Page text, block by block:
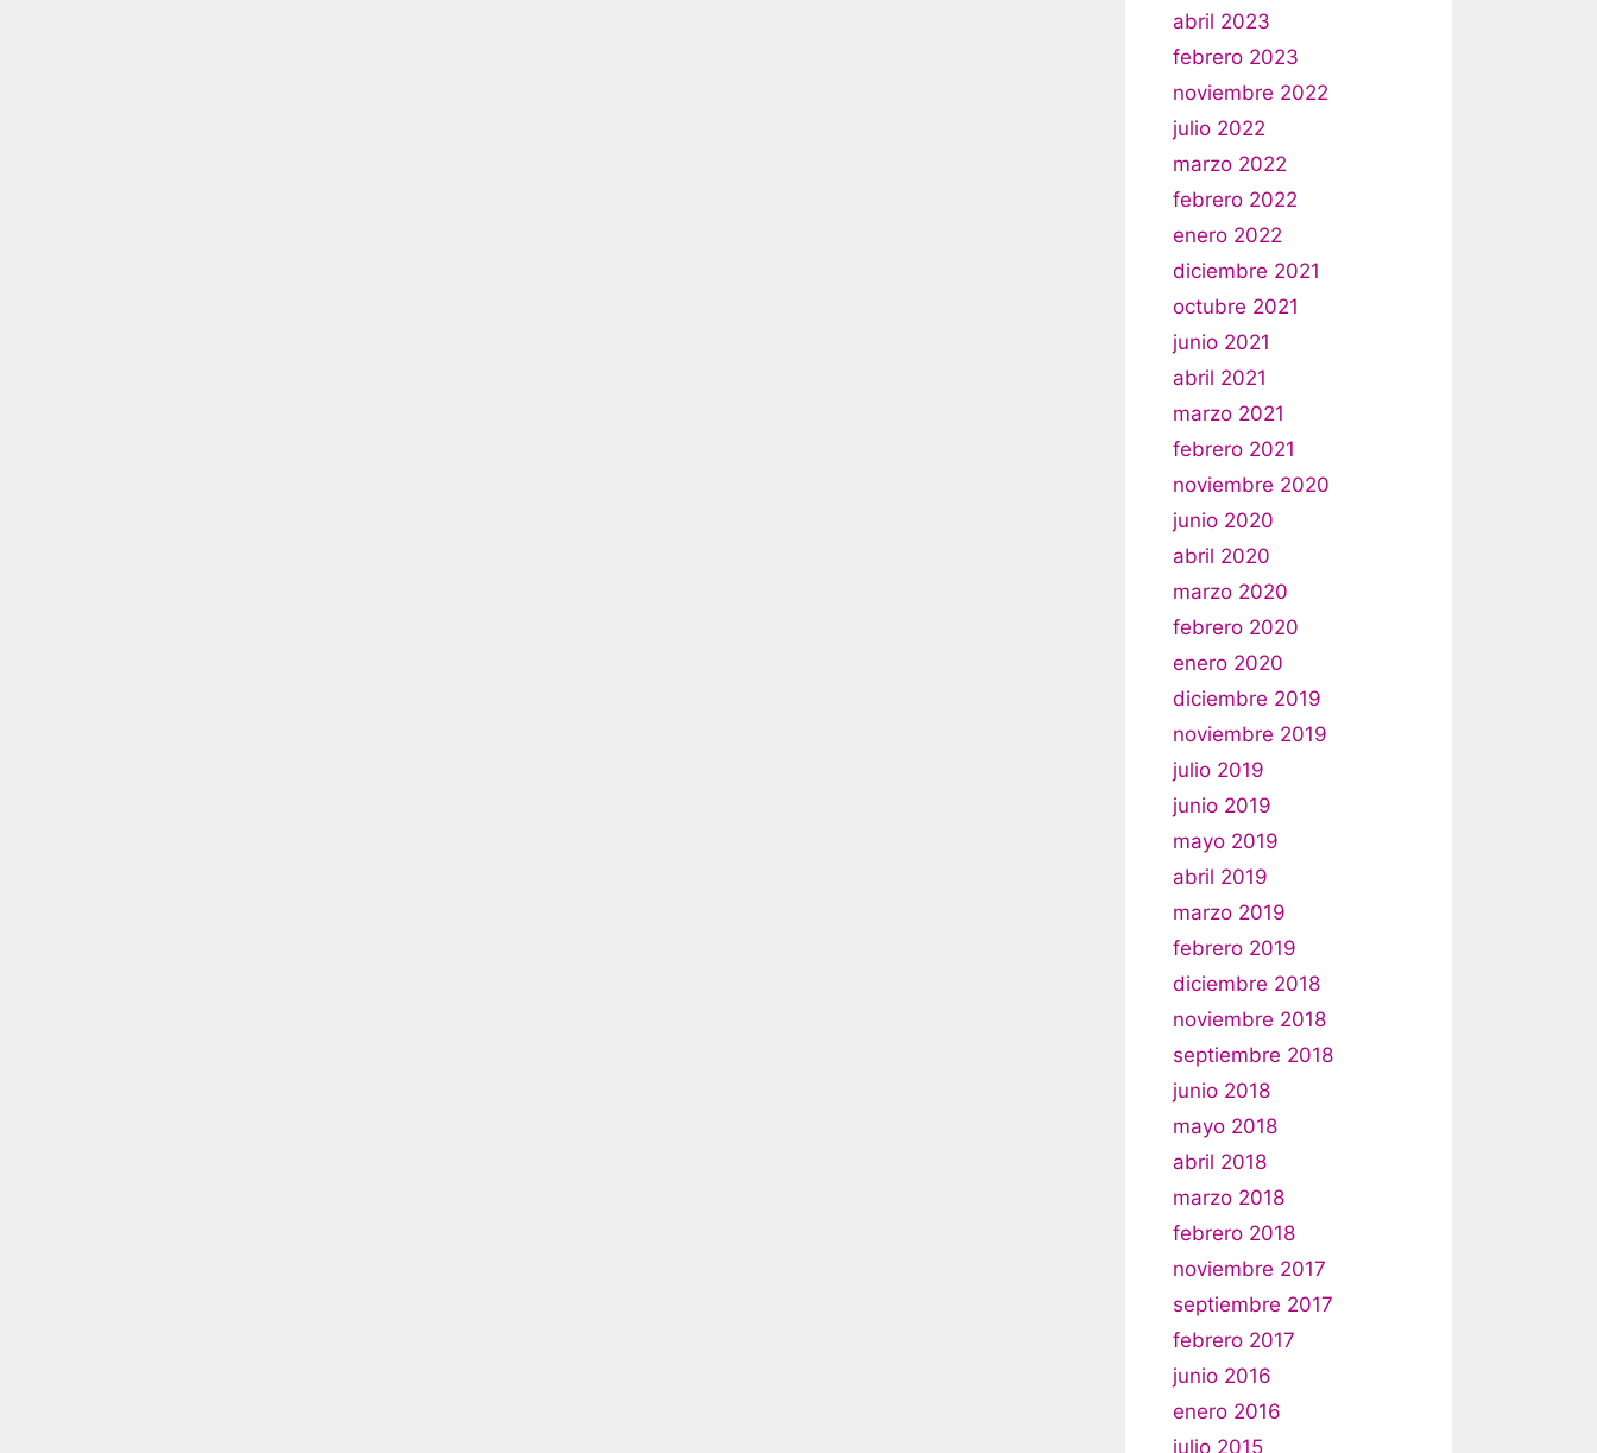
abril 2023
febrero 2023
noviembre 2022
julio 2022
marzo 2022
febrero 2022
enero 2022
diciembre 2021
octubre 2021
junio 2021
abril 2021
marzo 2021
febrero 2021
noviembre 2020
junio 2020
abril 2020
marzo 2020
febrero 2020
enero 2020
diciembre 2019
noviembre 2019
julio 2019
junio 2019
mayo 2019
abril 2019
marzo 2019
febrero 2019
diciembre 2018
noviembre 2018
septiembre 2018
junio 2018
mayo 2018
abril 2018
marzo 2018
febrero 2018
noviembre 2017
septiembre 2017
febrero 2017
junio 2016
enero 2016
julio 2015